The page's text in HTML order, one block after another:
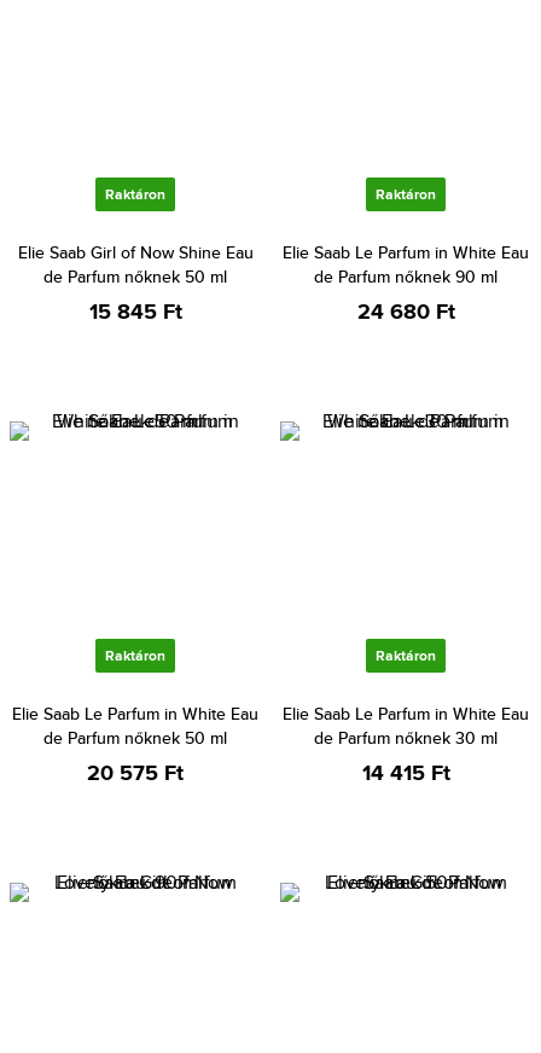
Raktáron
Elie Saab Girl of Now Shine Eau
de Parfum nőknek 50 ml
15 845 Ft
Raktáron
Elie Saab Le Parfum in White Eau
de Parfum nőknek 90 ml
24 680 Ft
Raktáron
Elie Saab Le Parfum in White Eau
de Parfum nőknek 50 ml
20 575 Ft
Raktáron
Elie Saab Le Parfum in White Eau
de Parfum nőknek 30 ml
14 415 Ft